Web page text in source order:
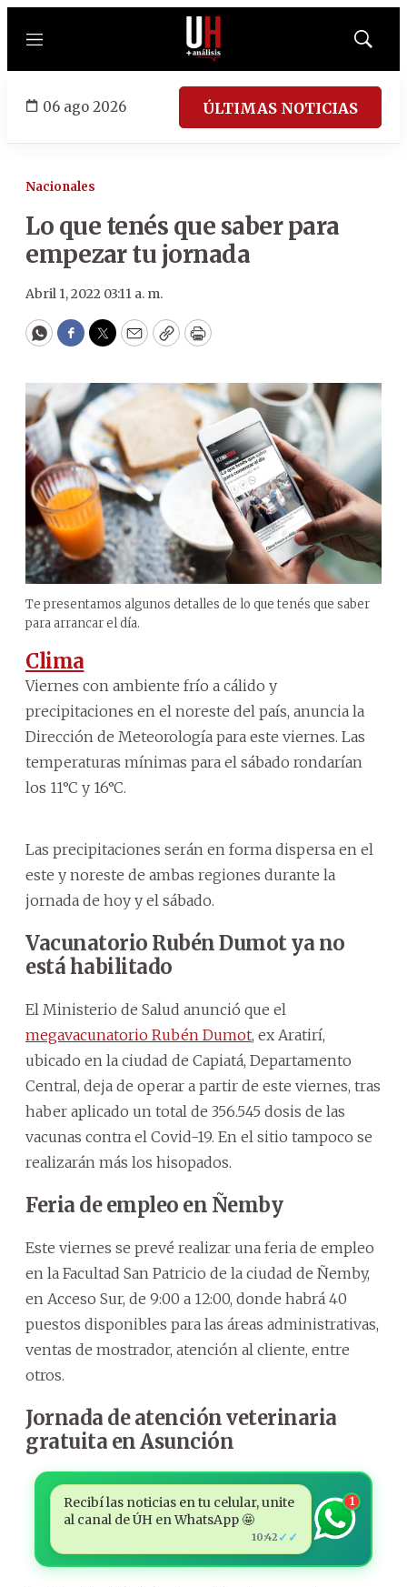
Menú
Mostrar
06 ago 2026 ÚLTIMAS NOTICIAS
Nacionales
Lo que tenés que saber para
empezar tu jornada
Abril 1, 2022 03:11 a. m.
WhatsApp
Facebook
Twitter
EmailCopyPrint
Te presentamos algunos detalles de lo que tenés que saber
para arrancar el día.
Clima
Viernes con ambiente frío a cálido y
precipitaciones en el noreste del país, anuncia la
Dirección de Meteorología para este viernes. Las
temperaturas mínimas para el sábado rondarían
los 11°C y 16°C.
Las precipitaciones serán en forma dispersa en el
este y noreste de ambas regiones durante la
jornada de hoy y el sábado.
Vacunatorio Rubén Dumot ya no
está habilitado
El Ministerio de Salud anunció que el
megavacunatorio Rubén Dumot, ex Aratirí,
ubicado en la ciudad de Capiatá, Departamento
Central, deja de operar a partir de este viernes, tras
haber aplicado un total de 356.545 dosis de las
vacunas contra el Covid-19. En el sitio tampoco se
realizarán más los hisopados.
Feria de empleo en Ñemby
Este viernes se prevé realizar una feria de empleo
en la Facultad San Patricio de la ciudad de Ñemby,
en Acceso Sur, de 9:00 a 12:00, donde habrá 40
puestos disponibles para las áreas administrativas,
ventas de mostrador, atención al cliente, entre
otros.
Jornada de atención veterinaria
gratuita en Asunción
Recibí las noticias en tu celular, unite
al canal de ÚH en WhatsApp 🤩
10:42 ✓✓
1